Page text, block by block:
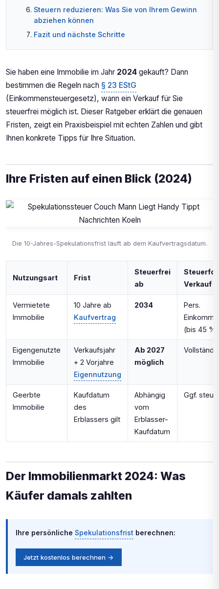
Steuern reduzieren: Was Sie von Ihrem Gewinn
abziehen können
Fazit und nächste Schritte
Marktentwicklung und Wertsteigerung im
Marktentwicklung und Wertsteigerung im
Kaufjahr
Fazit: Immobilien aus 2024 jetzt verkaufen?
Sie haben eine Immobilie im Jahr 2024 gekauft? Dann
bestimmen die Regeln nach § 23 EStG
(Einkommensteuergesetz), wann ein Verkauf für Sie
steuerfrei möglich ist. Dieser Ratgeber erklärt die genauen
Fristen, zeigt ein Praxisbeispiel mit echten Zahlen und gibt
Ihnen konkrete Tipps für Ihre Situation.
Ihre Fristen auf einen Blick (2024)
Die 10-Jahres-Spekulationsfrist läuft ab dem Kaufvertragsdatum.
Nutzungsart Frist
Steuerfrei
ab
Verkauf
Vermietete
Immobilie
10 Jahre ab
Kaufvertrag
2034
Pers.
(bis 45 %)
Eigengenutzte
Immobilie
Verkaufsjahr
+ 2 Vorjahre
Eigennutzung
Ab 2027
möglich
Geerbte
Immobilie
Kaufdatum
des
Erblassers gilt
Abhängig
vom
Erblasser-
Kaufdatum
Ggf.
Der Immobilienmarkt 2024: Was
Käufer damals zahlten
Ihre persönliche Spekulationsfrist berechnen:
Jetzt kostenlos berechnen →